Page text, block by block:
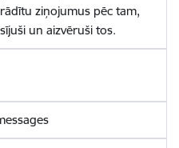
ziņojumus pēc tam,
un aizvēruši tos.